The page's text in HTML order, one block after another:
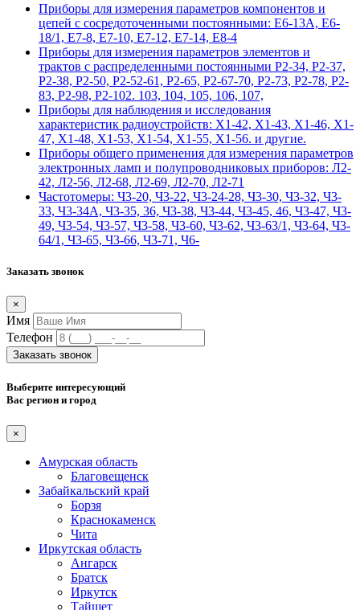
Приборы для измерения параметров компонентов и
цепей с сосредоточенными постоянными: Е6-13А, Е6-
18/1, Е7-8, Е7-10, Е7-12, Е7-14, Е8-4
Приборы для измерения параметров элементов и
трактов с распределенными постоянными Р2-34, Р2-37,
Р2-38, Р2-50, Р2-52-61, Р2-65, Р2-67-70, Р2-73, Р2-78, Р2-
83, Р2-98, Р2-102. 103, 104, 105, 106, 107,
Приборы для наблюдения и исследования
характеристик радиоустройств: Х1-42, Х1-43, Х1-46, Х1-
47, Х1-48, Х1-53, Х1-54, Х1-55, Х1-56. и другие.
Приборы общего применения для измерения параметров
электронных ламп и полупроводниковых приборов: Л2-
42, Л2-56, Л2-68, Л2-69, Л2-70, Л2-71
Частотомеры: Ч3-20, Ч3-22, Ч3-24-28, Ч3-30, Ч3-32, Ч3-
33, Ч3-34А, Ч3-35, 36, Ч3-38, Ч3-44, Ч3-45, 46, Ч3-47, Ч3-
49, Ч3-54, Ч3-57, Ч3-58, Ч3-60, Ч3-62, Ч3-63/1, Ч3-64, Ч3-
64/1, Ч3-65, Ч3-66, Ч3-71, Ч6-
Заказать звонок
×
Имя
Телефон
Заказать звонок
Выберите интересующий
Вас регион и город
×
Амурская область
Благовещенск
Забайкальский край
Борзя
Краснокаменск
Чита
Иркутская область
Ангарск
Братск
Иркутск
Тайшет